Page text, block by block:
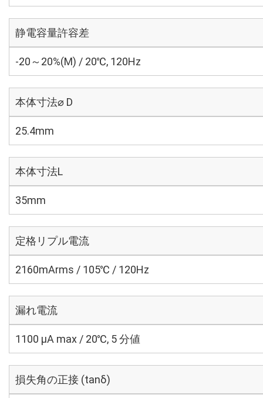
静電容量許容差
-20～20%(M) / 20℃, 120Hz
本体寸法⌀ D
25.4mm
本体寸法L
35mm
定格リプル電流
2160mArms / 105℃ / 120Hz
漏れ電流
1100 μA max / 20℃, 5 分値
損失角の正接 (tanδ)